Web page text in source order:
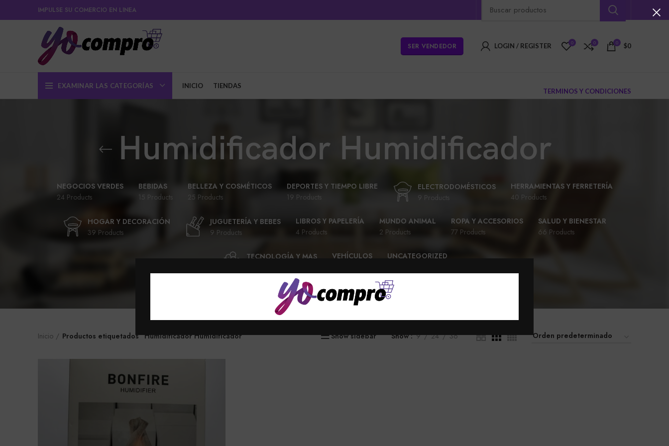
IMPULSE SU COMERCIO EN LINEA
SER VENDEDOR LOGIN / REGISTER 0 0 0 $0
EXAMINAR LAS CATEGORÍAS INICIO TIENDAS
TERMINOS Y CONDICIONES
Humidificador Humidificador
NEGOCIOS VERDES
24 Products
BEBIDAS
15 Products
BELLEZA Y COSMÉTICOS
25 Products
DEPORTES Y TIEMPO LIBRE
19 Products
ELECTRODOMÉSTICOS
9 Products
HERRAMIENTAS Y FERRETERÍA
40 Products
HOGAR Y DECORACIÓN
39 Products
JUGUETERÍA Y BEBES
9 Products
LIBROS Y PAPELERÍA
4 Products
MUNDO ANIMAL
2 Products
ROPA Y ACCESORIOS
77 Products
SALUD Y BIENESTAR
66 Products
TECNOLOGÍA Y MAS
VEHÍCULOS
UNCATEGORIZED
Inicio Productos etiquetados “Humidificador Humidificador” Show sidebar Show 9 24 36